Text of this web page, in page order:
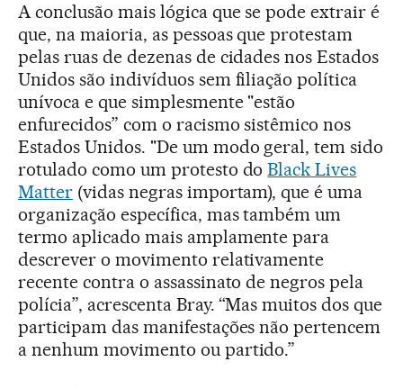
A conclusão mais lógica que se pode extrair é
que, na maioria, as pessoas que protestam
pelas ruas de dezenas de cidades nos Estados
Unidos são indivíduos sem filiação política
unívoca e que simplesmente "estão
enfurecidos” com o racismo sistêmico nos
Estados Unidos. "De um modo geral, tem sido
rotulado como um protesto doBlack Lives
Matter(vidas negras importam), que é uma
organização específica, mas também um
termo aplicado mais amplamente para
descrever o movimento relativamente
recente contra o assassinato de negros pela
polícia”, acrescenta Bray. “Mas muitos dos que
participam das manifestações não pertencem
a nenhum movimento ou partido.”